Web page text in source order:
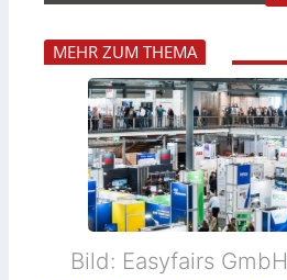
MEHR ZUM THEMA
Bild: Easyfairs GmbH